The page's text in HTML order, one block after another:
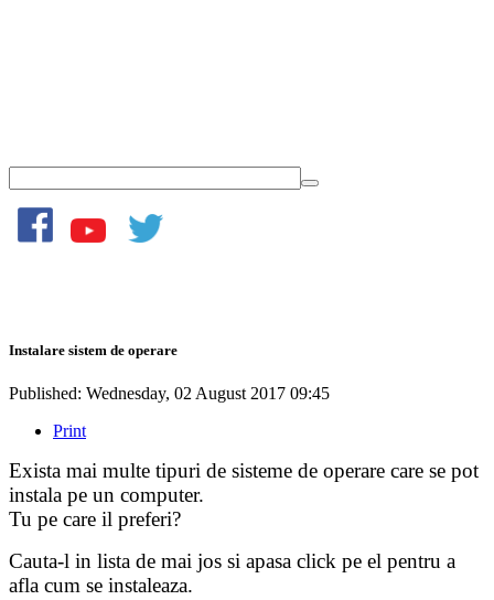
Instalare sistem de operare
Published: Wednesday, 02 August 2017 09:45
Print
Exista mai multe tipuri de sisteme de operare care se pot
instala pe un computer.
Tu pe care il preferi?
Cauta-l in lista de mai jos si apasa click pe el pentru a
afla cum se instaleaza.